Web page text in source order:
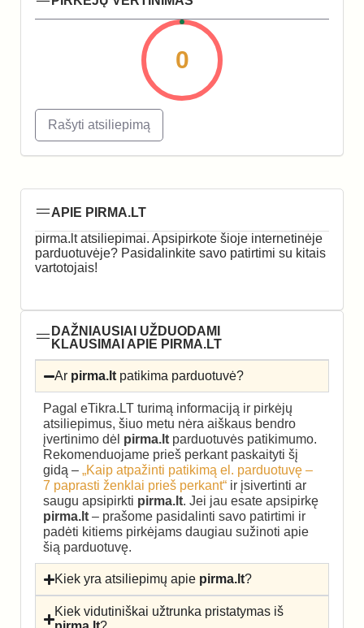
0
Rašyti atsiliepimą
APIE PIRMA.LT
pirma.lt atsiliepimai. Apsipirkote šioje internetinėje
parduotuvėje? Pasidalinkite savo patirtimi su kitais
vartotojais!
DAŽNIAUSIAI UŽDUODAMI
KLAUSIMAI APIE PIRMA.LT
Ar pirma.lt patikima parduotuvė?
Pagal eTikra.LT turimą informaciją ir pirkėjų
atsiliepimus, šiuo metu nėra aiškaus bendro
įvertinimo dėl pirma.lt parduotuvės patikimumo.
Rekomenduojame prieš perkant paskaityti šį
gidą – „Kaip atpažinti patikimą el. parduotuvę –
7 paprasti ženklai prieš perkant“ ir įsivertinti ar
saugu apsipirkti pirma.lt. Jei jau esate apsipirkę
pirma.lt – prašome pasidalinti savo patirtimi ir
padėti kitiems pirkėjams daugiau sužinoti apie
šią parduotuvę.
Kiek yra atsiliepimų apie pirma.lt?
Kiek vidutiniškai užtrunka pristatymas iš